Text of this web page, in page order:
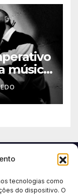
tecnologias como
do dispositivo. O
música